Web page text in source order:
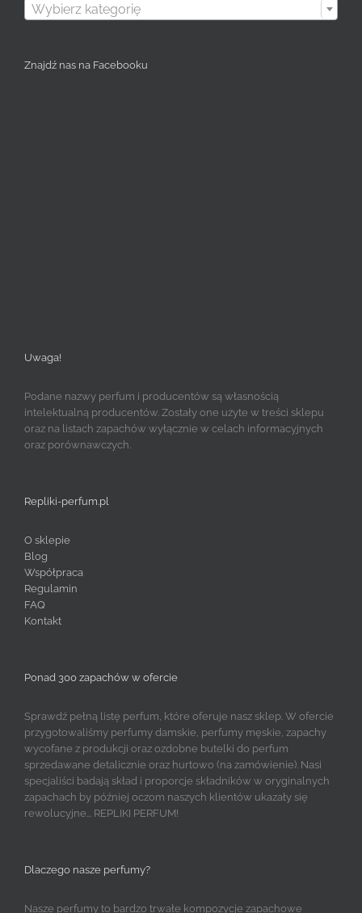
Wybierz kategorię
Znajdź nas na Facebooku
Uwaga!
Podane nazwy perfum i producentów są własnością
intelektualną producentów. Zostały one użyte w treści sklepu
oraz na listach zapachów wyłącznie w celach informacyjnych
oraz porównawczych.
Repliki-perfum.pl
O sklepie
Blog
Współpraca
Regulamin
FAQ
Kontakt
Ponad 300 zapachów w ofercie
Sprawdź pełną listę perfum, które oferuje nasz sklep. W ofercie
przygotowaliśmy perfumy damskie, perfumy męskie, zapachy
wycofane z produkcji oraz ozdobne butelki do perfum
sprzedawane detalicznie oraz hurtowo (na zamówienie). Nasi
specjaliści badają skład i proporcje składników w oryginalnych
zapachach by później oczom naszych klientów ukazały się
rewolucyjne... REPLIKI PERFUM!
Dlaczego nasze perfumy?
Nasze perfumy to bardzo trwałe kompozycje zapachowe